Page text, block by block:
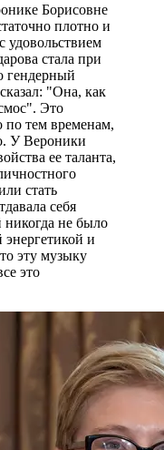
Борисовне
плотно и
удовольствием
стала при
гендерный
"Она, как
Это
по тем временам,
У Вероники
ее таланта,
стать
себя
не было
и
эту музыку
это